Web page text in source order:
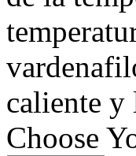
caliente
Choose